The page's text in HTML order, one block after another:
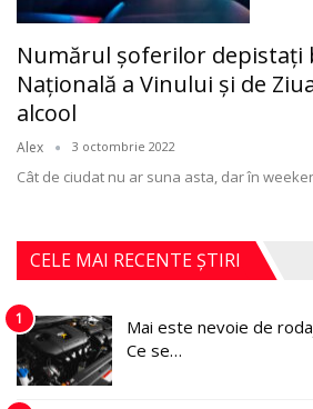
Numărul șoferilor depistați
Naţională a Vinului şi de
alcool
Alex 3 octombrie 2022
Cât de ciudat nu ar suna asta, dar în
CELE MAI RECENTE ȘTIRI
1
Mai este nevoie de
Ce se…